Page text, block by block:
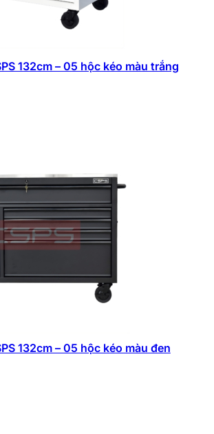
132cm – 05 hộc kéo màu trắng
132cm – 05 hộc kéo màu đen